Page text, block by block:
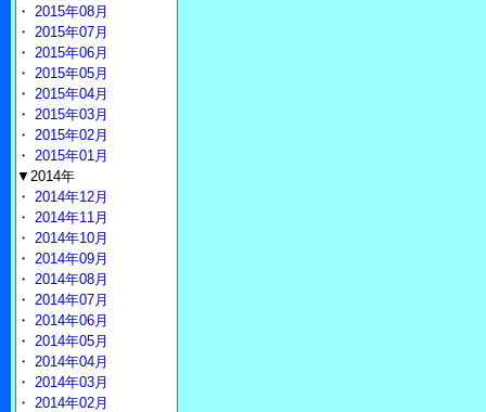
・ 2015年08月
・ 2015年07月
・ 2015年06月
・ 2015年05月
・ 2015年04月
・ 2015年03月
・ 2015年02月
・ 2015年01月
▼2014年
・ 2014年12月
・ 2014年11月
・ 2014年10月
・ 2014年09月
・ 2014年08月
・ 2014年07月
・ 2014年06月
・ 2014年05月
・ 2014年04月
・ 2014年03月
・ 2014年02月